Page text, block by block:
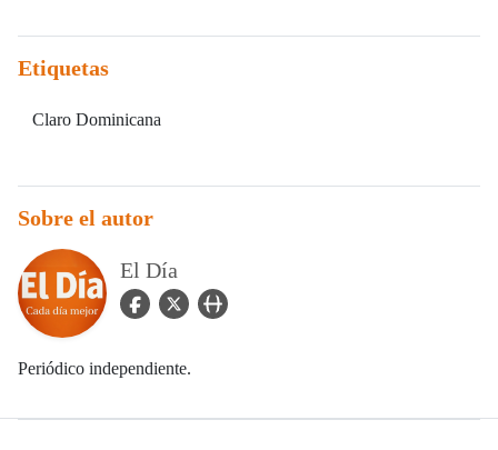
Etiquetas
Claro Dominicana
Sobre el autor
El Día
facebook Icon
twitter Iconuser_url Icon
Periódico independiente.